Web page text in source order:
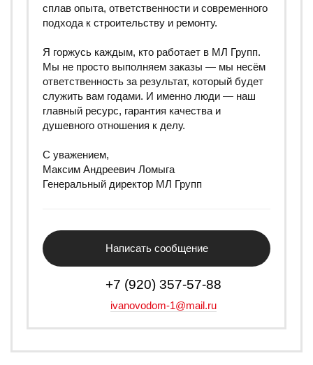
сплав опыта, ответственности и современного
подхода к строительству и ремонту.
Я горжусь каждым, кто работает в МЛ Групп.
Мы не просто выполняем заказы — мы несём
ответственность за результат, который будет
служить вам годами. И именно люди — наш
главный ресурс, гарантия качества и
душевного отношения к делу.
С уважением,
Максим Андреевич Ломыга
Генеральный директор МЛ Групп
Написать сообщение
+7 (920) 357-57-88
ivanovodom-1@mail.ru